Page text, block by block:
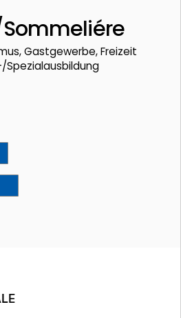
Gastgewerbe, Freizeit
Spezialausbildung